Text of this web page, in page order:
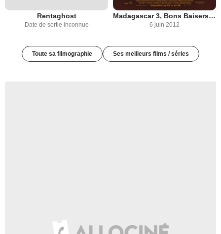
Rentaghost
Date de sortie inconnue
Madagascar 3, Bons Baisers D’Europe
6 juin 2012
Toute sa filmographie Ses meilleurs films / séries